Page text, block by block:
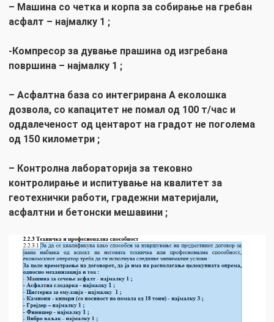
– Машина со четка и корпа за собирање на гребан
асфалт – најмалку 1 ;
-Компресор за дување прашина од изгребана
површина – најмалку 1 ;
– Асфалтна база со интегрирана А еколошка
дозвола, со капацитет не помал од 100 т/час и
оддалеченост од центарот на градот не поголема
од 150 километри ;
– Контролна лабораторија за тековно
контролирање и испитување на квалитет за
геотехнички работи, градежни материјали,
асфалтни и бетонски мешавини ;